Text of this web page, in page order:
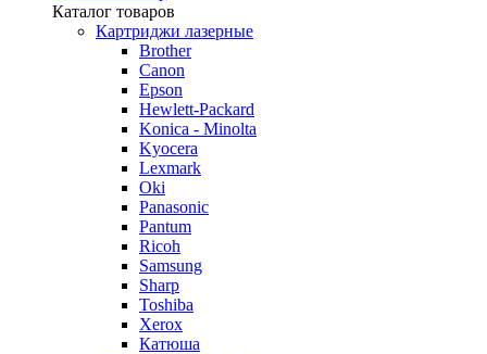
Каталог товаров
Картриджи лазерные
Brother
Canon
Epson
Hewlett-Packard
Konica - Minolta
Kyocera
Lexmark
Oki
Panasonic
Pantum
Ricoh
Samsung
Sharp
Toshiba
Xerox
Катюша